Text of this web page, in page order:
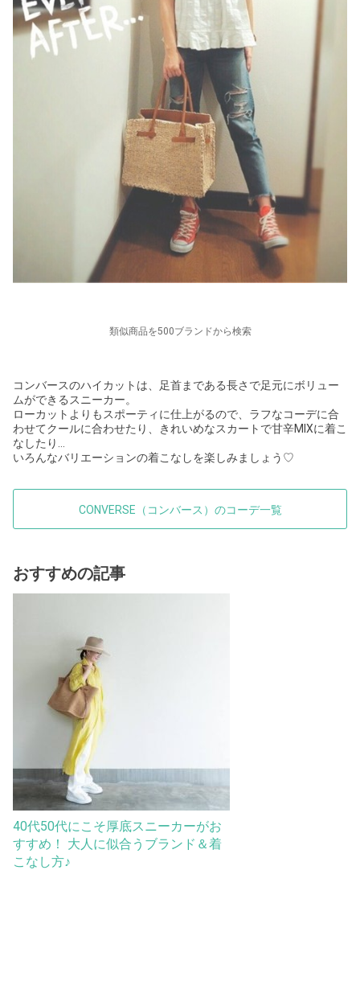
類似商品を500ブランドから検索
コンバースのハイカットは、足首まである長さで足元にボリュー
ムができるスニーカー。
ローカットよりもスポーティに仕上がるので、ラフなコーデに合
わせてクールに合わせたり、きれいめなスカートで甘辛MIXに着こ
なしたり…
いろんなバリエーションの着こなしを楽しみましょう♡
CONVERSE（コンバース）のコーデ一覧
おすすめの記事
40代50代にこそ厚底スニーカーがお
すすめ！ 大人に似合うブランド＆着
こなし方♪